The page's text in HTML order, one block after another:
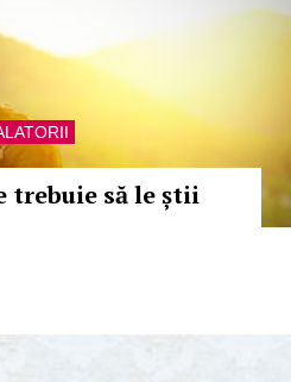
trebuie să le știi